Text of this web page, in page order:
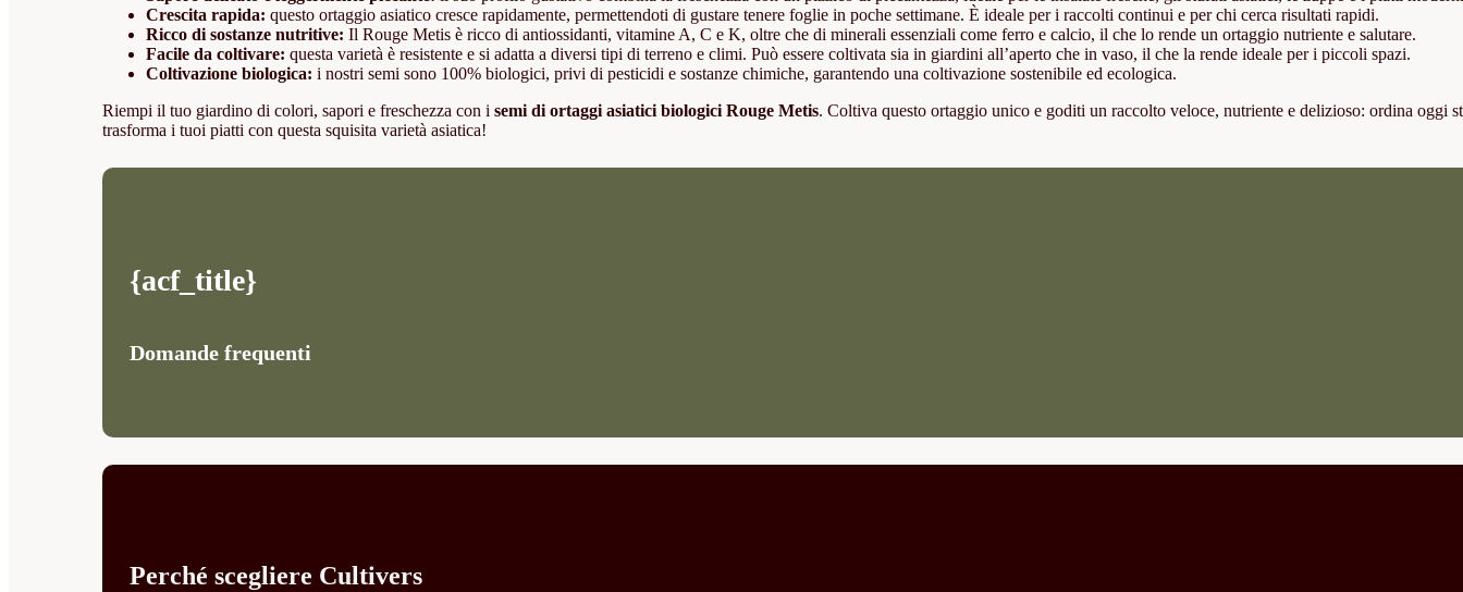
Crescita rapida: questo ortaggio asiatico cresce rapidamente, permettendoti di gustare tenere foglie in poche settimane. È ideale per i raccolti continui e per chi cerca risultati rapidi.
Ricco di sostanze nutritive: Il Rouge Metis è ricco di antiossidanti, vitamine A, C e K, oltre che di minerali essenziali come ferro e calcio, il che lo rende un ortaggio nutriente e salutare.
Facile da coltivare: questa varietà è resistente e si adatta a diversi tipi di terreno e climi. Può essere coltivata sia in giardini all’aperto che in vaso, il che la rende ideale per i piccoli spazi.
Coltivazione biologica: i nostri semi sono 100% biologici, privi di pesticidi e sostanze chimiche, garantendo una coltivazione sostenibile ed ecologica.
Riempi il tuo giardino di colori, sapori e freschezza con isemi di ortaggi asiatici biologici Rouge Metis. Coltiva questo ortaggio unico e goditi un raccolto veloce, nutriente e delizioso: ordina oggi
trasforma i tuoi piatti con questa squisita varietà asiatica!
{acf_title}
Domande frequenti
Perché scegliere Cultivers